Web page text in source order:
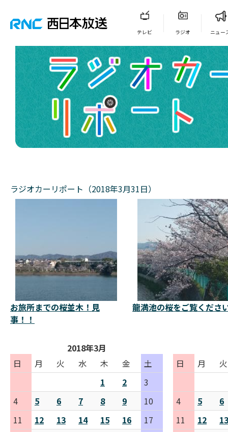
テレビ ラジオ ニュー
ラジオカーリポート（2018年3月31日）
お旅所までの桜並木！見
事！！
龍満池の桜をご覧くださ
2018年3月
日
月 火 水 木 金
土
1
2
3
4
5 6 7 8 9
10
11
12 13 14 15 16
17
日 月 火
4 5
6
11
12
13